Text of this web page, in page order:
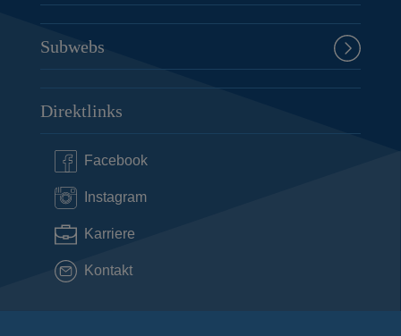
Subwebs
Direktlinks
Facebook
Instagram
Karriere
Kontakt